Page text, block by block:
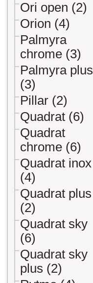
Ori open (2)
Orion (4)
Palmyra
chrome (3)
Palmyra plus
(3)
Pillar (2)
Quadrat (6)
Quadrat
chrome (6)
Quadrat inox
(4)
Quadrat plus
(2)
Quadrat sky
(6)
Quadrat sky
plus (2)